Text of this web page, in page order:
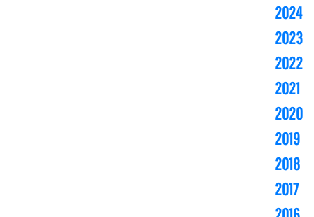
2024
2023
2022
2021
2020
2019
2018
2017